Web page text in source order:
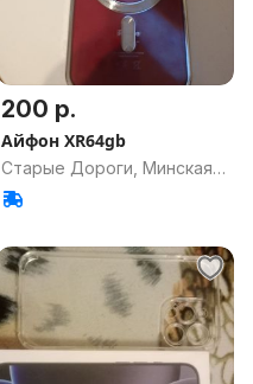
200 р.
Айфон XR64gb
Старые Дороги, Минская
обл.